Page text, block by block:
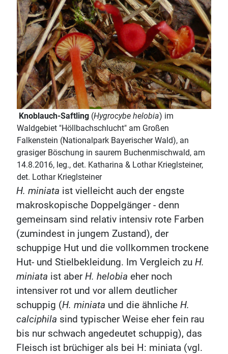
Knoblauch-Saftling (Hygrocybe helobia) im
Waldgebiet "Höllbachschlucht" am Großen
Falkenstein (Nationalpark Bayerischer Wald), an
grasiger Böschung in saurem Buchenmischwald, am
14.8.2016, leg., det. Katharina & Lothar Krieglsteiner,
det. Lothar Krieglsteiner
H. miniata ist vielleicht auch der engste
makroskopische Doppelgänger - denn
gemeinsam sind relativ intensiv rote Farben
(zumindest in jungem Zustand), der
schuppige Hut und die vollkommen trockene
Hut- und Stielbekleidung. Im Vergleich zu H.
miniata ist aberH. helobia eher noch
intensiver rot und vor allem deutlicher
schuppig (H. miniata und die ähnliche H.
calciphila sind typischer Weise eher fein rau
bis nur schwach angedeutet schuppig), das
Fleisch ist brüchiger als bei H: miniata (vgl.